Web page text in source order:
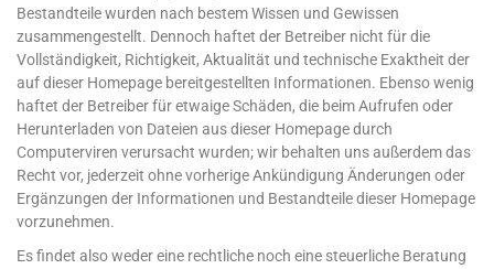
Bestandteile wurden nach bestem Wissen und Gewissen
zusammengestellt. Dennoch haftet der Betreiber nicht für die
Vollständigkeit, Richtigkeit, Aktualität und technische Exaktheit der
auf dieser Homepage bereitgestellten Informationen. Ebenso wenig
haftet der Betreiber für etwaige Schäden, die beim Aufrufen oder
Herunterladen von Dateien aus dieser Homepage durch
Computerviren verursacht wurden; wir behalten uns außerdem das
Recht vor, jederzeit ohne vorherige Ankündigung Änderungen oder
Ergänzungen der Informationen und Bestandteile dieser Homepage
vorzunehmen.
Es findet also weder eine rechtliche noch eine steuerliche Beratung